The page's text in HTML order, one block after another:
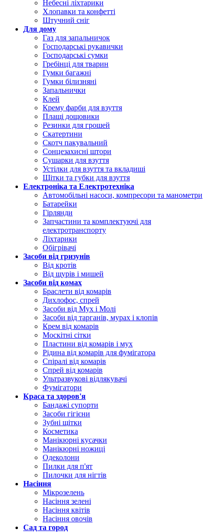
Небесні ліхтарики
Хлопавки та конфетті
Штучний сніг
Для дому
Газ для запальничок
Господарські рукавички
Господарські сумки
Гребінці для тварин
Гумки багажні
Гумки білизняні
Запальнички
Клей
Крему фарби для взуття
Плащі дощовики
Резинки для грошей
Скатертини
Скотч пакувальний
Сонцезахисні штори
Сушарки для взуття
Устілки для взуття та вкладиші
Щітки та губки для взуття
Електроніка та Електротехніка
Автомобільні насоси, компресори та манометри
Батарейки
Гірлянди
Запчастини та комплектуючі для
електротранспорту
Ліхтарики
Обігрівачі
Засоби від гризунів
Від кротів
Від щурів і мишей
Засоби від комах
Браслети від комарів
Дихлофос, спрей
Засоби від Мух і Молі
Засоби від тарганів, мурах і клопів
Крем від комарів
Москітні сітки
Пластини від комарів і мух
Рідина від комарів для фумігатора
Спіралі від комарів
Спрей від комарів
Ультразвукові відлякувачі
Фумігатори
Краса та здоров'я
Бандажі супорти
Засоби гігієни
Зубні щітки
Косметика
Манікюрні кусачки
Манікюрні ножиці
Одеколони
Пилки для п'ят
Пилочки для нігтів
Насіння
Мікрозелень
Насіння зелені
Насіння квітів
Насіння овочів
Сад та город